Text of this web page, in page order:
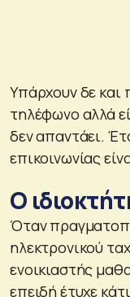
Υπάρχουν δε και
τηλέφωνο αλλά
δεν απαντάει.
επικοινωνίας
Ο
Όταν
ηλεκτρονικού
ενοικιαστής
επειδή έτυχε